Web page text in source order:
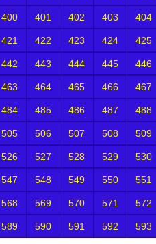
400 401 402 403 404
421 422 423 424 425
442 443 444 445 446
463 464 465 466 467
484 485 486 487 488
505 506 507 508 509
526 527 528 529 530
547 548 549 550 551
568 569 570 571 572
589 590 591 592 593